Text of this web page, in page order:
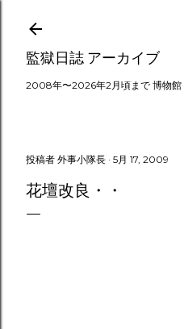
スキップしてメイ
監獄日誌 アーカイブ
2008年〜2026年2月頃まで 博物館
投稿者 外事小隊長 5月 17, 2009
花壇改良・・